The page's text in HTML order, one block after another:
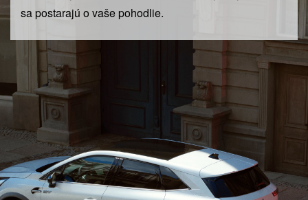
sa postarajú o vaše pohodlie.